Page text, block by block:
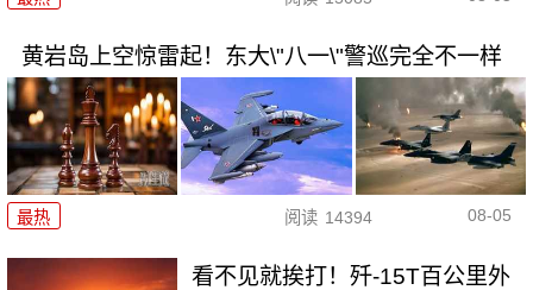
黄岩岛上空惊雷起！东大\"八一\"警巡完全不一样
最热 阅读 14394 08-05
看不见就挨打！歼-15T百公里外